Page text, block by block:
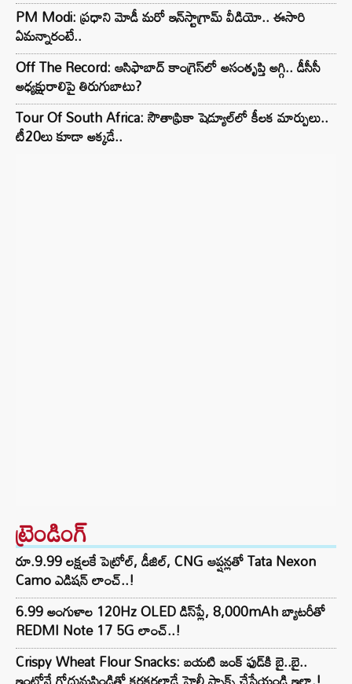
PM Modi: ప్రధాని మోడీ మరో ఇన్‌స్టాగ్రామ్ వీడియో.. ఈసారి
ఏమన్నారంటే..
Off The Record: ఆసిఫాబాద్ కాంగ్రెస్‌లో అసంతృప్తి అగ్గి.. డీసీసీ
అధ్యక్షురాలిపై తిరుగుబాటు?
Tour Of South Africa: సౌతాఫ్రికా షెడ్యూల్‌లో కీలక మార్పులు..
టీ20లు కూడా అక్కడే..
ట్రెండింగ్‌
రూ.9.99 లక్షలకే పెట్రోల్, డీజిల్, CNG ఆప్షన్లతో Tata Nexon
Camo ఎడిషన్ లాంచ్..!
6.99 అంగుళాల 120Hz OLED డిస్‌ప్లే, 8,000mAh బ్యాటరీతో
REDMI Note 17 5G లాంచ్..!
Crispy Wheat Flour Snacks: బయటి జంక్ ఫుడ్‌కి బై..బై..